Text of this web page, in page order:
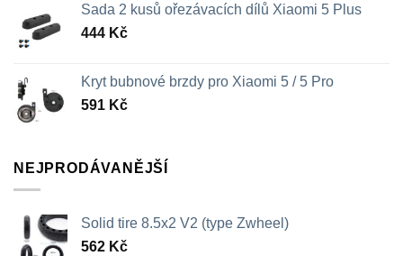
Sada 2 kusů ořezávacích dílů Xiaomi 5 Plus
444 Kč
Kryt bubnové brzdy pro Xiaomi 5 / 5 Pro
591 Kč
NEJPRODÁVANĚJŠÍ
Solid tire 8.5x2 V2 (type Zwheel)
562 Kč